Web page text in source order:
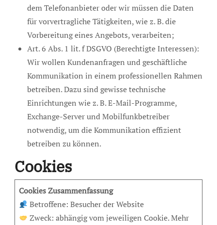
dem Telefonanbieter oder wir müssen die Daten
für vorvertragliche Tätigkeiten, wie z. B. die
Vorbereitung eines Angebots, verarbeiten;
Art. 6 Abs. 1 lit. f DSGVO (Berechtigte Interessen):
Wir wollen Kundenanfragen und geschäftliche
Kommunikation in einem professionellen Rahmen
betreiben. Dazu sind gewisse technische
Einrichtungen wie z. B. E-Mail-Programme,
Exchange-Server und Mobilfunkbetreiber
notwendig, um die Kommunikation effizient
betreiben zu können.
Cookies
Cookies Zusammenfassung
Betroffene: Besucher der Website
Zweck: abhängig vom jeweiligen Cookie. Mehr